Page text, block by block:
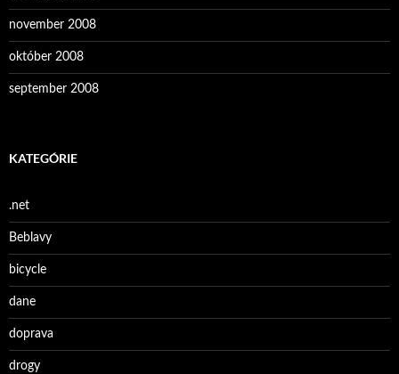
november 2008
október 2008
september 2008
KATEGÓRIE
.net
Beblavy
bicycle
dane
doprava
drogy